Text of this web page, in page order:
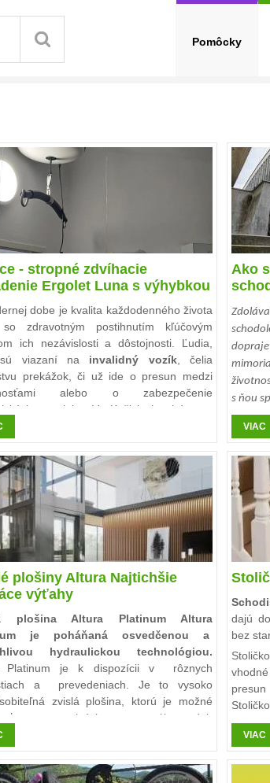
- stropné zdvíhacie
Ergolet Luna s výhybkou
dobe je kvalita každodenného života
zdravotným postihnutím kľúčovým
ich nezávislosti a dôstojnosti. Ľudia,
viazaní na invalidný vozík, čelia
prekážok, či už ide o presun medzi
alebo o zabezpečenie
potrieb. V Košiciach, kde sa
historická architektúra s modernými
predstavujestropné zdvíhacie
– konkrétne model Ergolet Luna s
– inovatívne riešenie, ktoré
každodenné úkony a prispieva k
samostatnosti. Tento článok sa podrobne
technickým špecifikáciám zariadenia,
pri každodenných presunoch,
finančnej podpory prostredníctvom
apríspevku pre ZŤP, a navyše
aj unikátny mechanizmus výhibky.
Ako
s ňou
VIAC
plošiny Altura Najtichšie
výťahy
plošina Altura Platinum Altura
je poháňaná osvedčenou a
hydraulickou technológiou.
Platinum je k dispozícii v rôznych
a prevedeniach. Je to vysoko
zvislá plošina, ktorú je možné
vo verejných a súkromných
Je vhodná do interiéru ako aj do
Môže byť inštalovaná vo vlastnom
alebo sa umiestni do murovanej
dajú
bez
VIAC
Pomôcky